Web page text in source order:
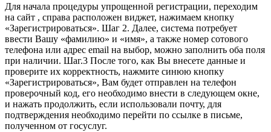
Для начала процедуры упрощенной регистрации, переходим
на сайт , справа расположен виджет, нажимаем кнопку
«Зарегистрироваться». Шаг 2. Далее, система потребует
ввести Вашу «фамилию» и «имя», а также номер сотового
телефона или адрес email на выбор, можно заполнить оба поля
при наличии. Шаг.3 После того, как Вы внесете данные и
проверите их корректность, нажмите синюю кнопку
«Зарегистрироваться», Вам будет отправлен на телефон
проверочный код, его необходимо внести в следующем окне,
и нажать продолжить, если использовали почту, для
подтверждения необходимо перейти по ссылке в письме,
полученном от госуслуг.